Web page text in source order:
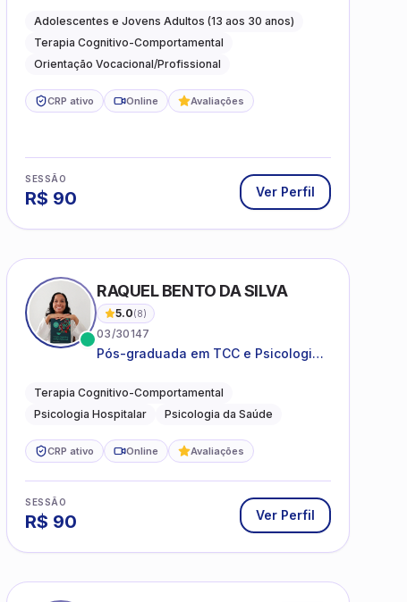
ansiedade, autoestima, relações e
orientação profissional
Adolescentes e Jovens Adultos (13 aos 30 anos)
Terapia Cognitivo-Comportamental
Orientação Vocacional/Profissional
CRP ativo Online Avaliações
SESSÃO
R$ 90 Ver Perfil
RAQUEL BENTO DA SILVA
5.0(8)
03/30147
Pós-graduada em TCC e Psicologia
Terapia Cognitivo-Comportamental
Psicologia Hospitalar
Psicologia da Saúde
CRP ativo Online Avaliações
SESSÃO
R$ 90 Ver Perfil